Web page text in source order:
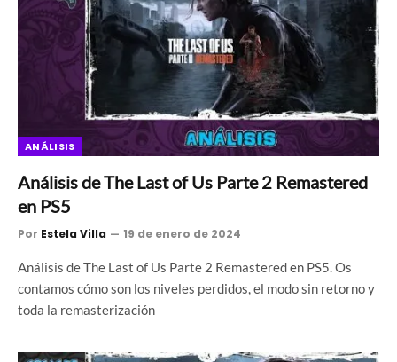
ANÁLISIS
Análisis de The Last of Us Parte 2 Remastered
en PS5
Por Estela Villa 19 de enero de 2024
Análisis de The Last of Us Parte 2 Remastered en PS5. Os
contamos cómo son los niveles perdidos, el modo sin retorno y
toda la remasterización